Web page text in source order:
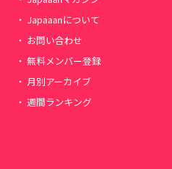
Japaaanについて
お問い合わせ
無料メンバー登録
月別アーカイブ
週間ランキング